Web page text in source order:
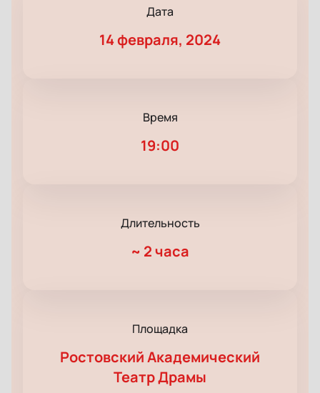
Дата
14 февраля, 2024
Время
19:00
Длительность
~ 2 часа
Площадка
Ростовский Академический
Театр Драмы